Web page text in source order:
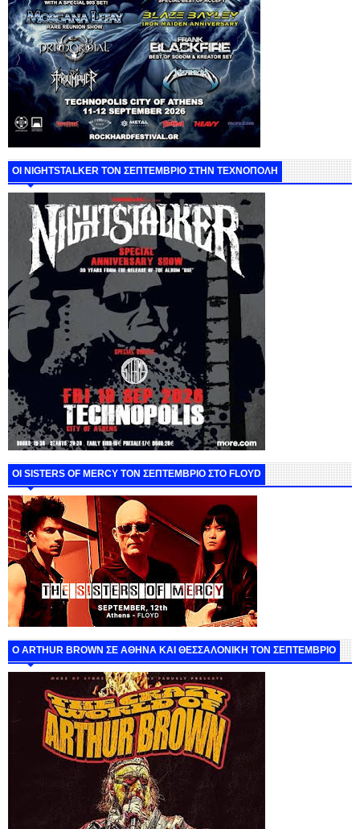
ΟΙ NIGHTSTALKER ΤΟΝ ΣΕΠΤΕΜΒΡΙΟ ΣΤΗΝ ΤΕΧΝΟΠΟΛΗ
ΟΙ SISTERS OF MERCY ΤΟΝ ΣΕΠΤΕΜΒΡΙΟ ΣΤΟ FLOYD
O ARTHUR BROWN ΣΕ ΑΘΗΝΑ ΚΑΙ ΘΕΣΣΑΛΟΝΙΚΗ ΤΟΝ ΣΕΠΤΕΜΒΡΙΟ